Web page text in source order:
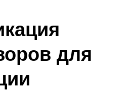
для